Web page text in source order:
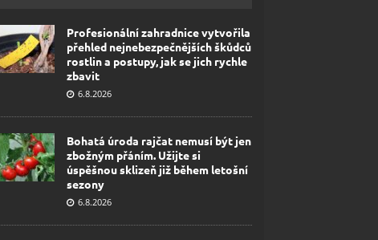
Profesionální zahradnice vytvořila
přehled nejnebezpečnějších škůdců
rostlin a postupy, jak se jich rychle
zbavit
6.8.2026
Bohatá úroda rajčat nemusí být jen
zbožným přáním. Užijte si
úspěšnou sklizeň již během letošní
sezony
6.8.2026